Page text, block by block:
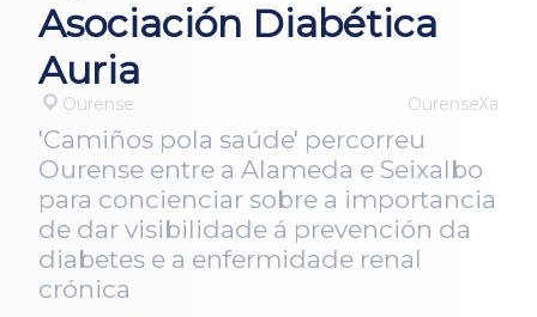
Asociación Diabética
Auria
Ourense OurenseXa
'Camiños pola saúde' percorreu
Ourense entre a Alameda e Seixalbo
para concienciar sobre a importancia
de dar visibilidade á prevención da
diabetes e a enfermidade renal
crónica